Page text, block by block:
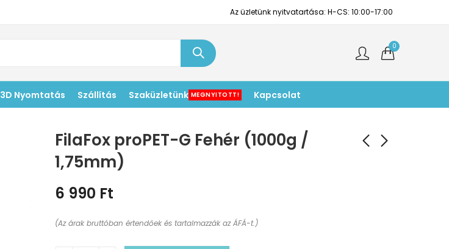
Az üzletünk nyitvatartása: H-CS: 10:00-17:00
0
3D Nyomtatás Szállítás Szaküzletünk MEGNYITOTT! Kapcsolat
FilaFox proPET-G Fehér (1000g /
1,75mm)
6 990 Ft
(Az árak bruttóban értendőek és tartalmazzák az ÁFÁ-t.)